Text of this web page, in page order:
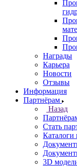
Награды
Карьера
Новости
Отзывы
Информация
Партнёрам
Назад
Стать
Каталоги
3D